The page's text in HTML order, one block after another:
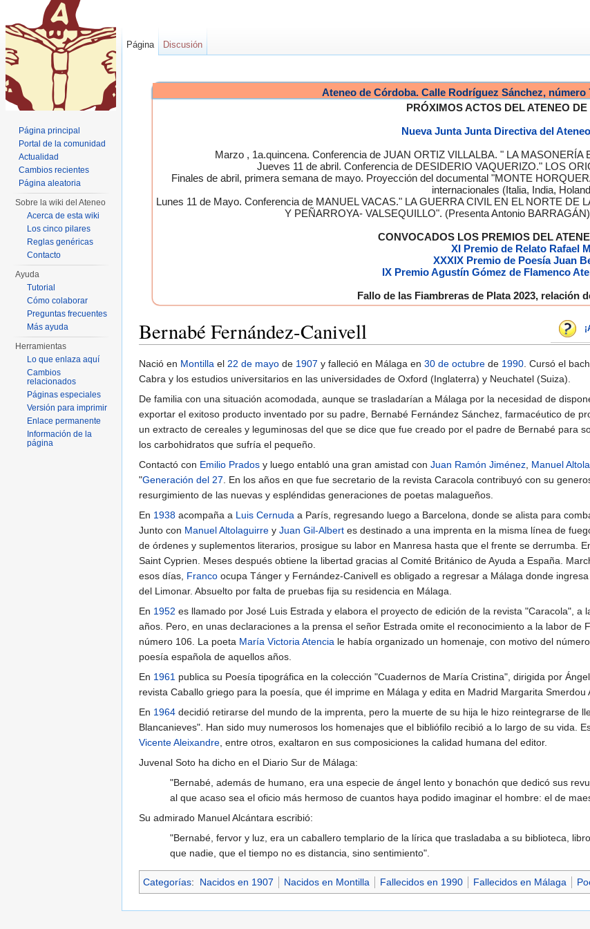
Ateneo de Córdoba. Calle Rodríguez Sánchez, número
PRÓXIMOS ACTOS DEL ATENEO
Nueva Junta Junta Directiva del
Marzo , 1a.quincena. Conferencia de JUAN ORTIZ VILLALBA. " LA
Jueves 11 de abril. Conferencia de DESIDERIO VAQUERIZO." LOS
Finales de abril, primera semana de mayo. Proyección del documental "MONTE
internacionales (Italia, India,
Lunes 11 de Mayo. Conferencia de MANUEL VACAS." LA GUERRA CIVIL EN EL NORTE
Y PEÑARROYA- VALSEQUILLO". (Presenta Antonio
CONVOCADOS LOS PREMIOS DEL
XI Premio de Relato Rafael
XXXIX Premio de Poesía Juan
IX Premio Agustín Gómez de Flamenco
Fallo de las Fiambreras de Plata 2023, relación
Bernabé Fernández-Canivell
Nació en Montilla el 22 de mayo de 1907 y falleció en Málaga en 30 de octubre de 1990. Cursó el
Cabra y los estudios universitarios en las universidades de Oxford (Inglaterra) y Neuchatel (Suiza).
De familia con una situación acomodada, aunque se trasladarían a Málaga por la necesidad de
exportar el exitoso producto inventado por su padre, Bernabé Fernández Sánchez, farmacéutico de
un extracto de cereales y leguminosas del que se dice que fue creado por el padre de Bernabé para
los carbohidratos que sufría el pequeño.
Contactó con Emilio Prados y luego entabló una gran amistad con Juan Ramón Jiménez, Manuel
"Generación del 27. En los años en que fue secretario de la revista Caracola contribuyó con su
resurgimiento de las nuevas y espléndidas generaciones de poetas malagueños.
En 1938 acompaña a Luis Cernuda a París, regresando luego a Barcelona, donde se alista para
Junto con Manuel Altolaguirre y Juan Gil-Albert es destinado a una imprenta en la misma línea de
de órdenes y suplementos literarios, prosigue su labor en Manresa hasta que el frente se derrumba.
Saint Cyprien. Meses después obtiene la libertad gracias al Comité Británico de Ayuda a España.
esos días, Franco ocupa Tánger y Fernández-Canivell es obligado a regresar a Málaga donde
del Limonar. Absuelto por falta de pruebas fija su residencia en Málaga.
En 1952 es llamado por José Luis Estrada y elabora el proyecto de edición de la revista "Caracola",
años. Pero, en unas declaraciones a la prensa el señor Estrada omite el reconocimiento a la labor
número 106. La poeta María Victoria Atencia le había organizado un homenaje, con motivo del
poesía española de aquellos años.
En 1961 publica su Poesía tipográfica en la colección "Cuadernos de María Cristina", dirigida por
revista Caballo griego para la poesía, que él imprime en Málaga y edita en Madrid Margarita Smerdou
En 1964 decidió retirarse del mundo de la imprenta, pero la muerte de su hija le hizo reintegrarse de
Blancanieves". Han sido muy numerosos los homenajes que el bibliófilo recibió a lo largo de su vida.
Vicente Aleixandre, entre otros, exaltaron en sus composiciones la calidad humana del editor.
Juvenal Soto ha dicho en el Diario Sur de Málaga:
"Bernabé, además de humano, era una especie de ángel lento y bonachón que dedicó sus
al que acaso sea el oficio más hermoso de cuantos haya podido imaginar el hombre: el de
Su admirado Manuel Alcántara escribió:
"Bernabé, fervor y luz, era un caballero templario de la lírica que trasladaba a su biblioteca,
que nadie, que el tiempo no es distancia, sino sentimiento".
Categorías: Nacidos en 1907 Nacidos en Montilla Fallecidos en 1990 Fallecidos en Málaga
Página Discusión
Página principal
Portal de la comunidad
Actualidad
Cambios recientes
Página aleatoria
Sobre la wiki del Ateneo
Acerca de esta wiki
Los cinco pilares
Reglas genéricas
Contacto
Ayuda
Tutorial
Cómo colaborar
Preguntas frecuentes
Más ayuda
Herramientas
Lo que enlaza aquí
Cambios
relacionados
Páginas especiales
Versión para imprimir
Enlace permanente
Información de la
página